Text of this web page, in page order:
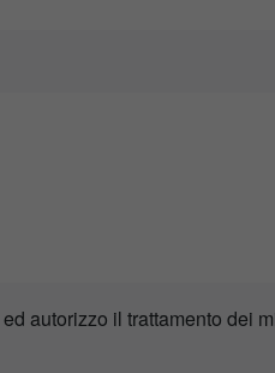
ed autorizzo il trattamento dei